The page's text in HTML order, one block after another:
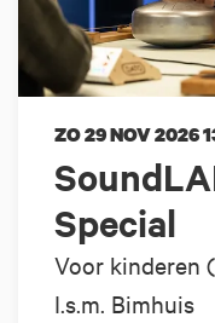
Special
Voor kinderen
I.s.m. Bimhuis
ZO 29 NOV 2026